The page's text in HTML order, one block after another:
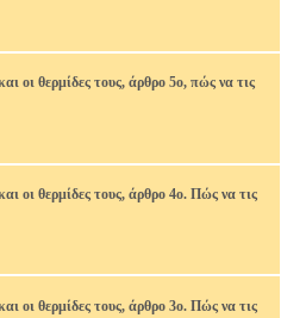
οι θερμίδες τους, άρθρο 5ο, πώς να τις
οι θερμίδες τους, άρθρο 4ο. Πώς να τις
οι θερμίδες τους, άρθρο 3ο. Πώς να τις